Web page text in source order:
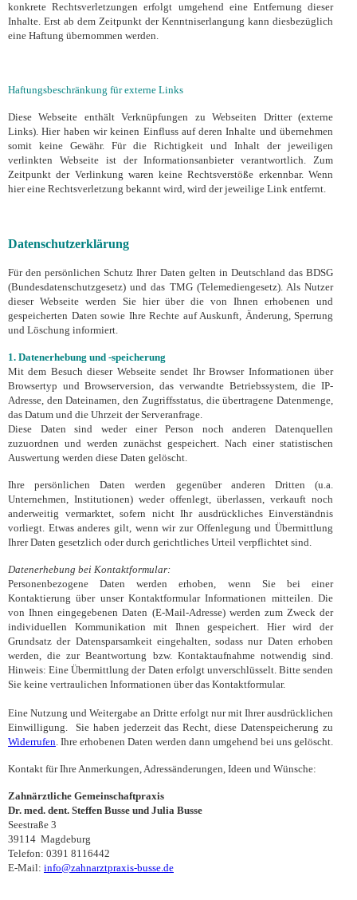
konkrete Rechtsverletzungen erfolgt umgehend eine Entfernung dieser
Inhalte. Erst ab dem Zeitpunkt der Kenntniserlangung kann diesbezüglich
eine Haftung übernommen werden.
Haftungsbeschränkung für externe Links
Diese Webseite enthält Verknüpfungen zu Webseiten Dritter (externe
Links). Hier haben wir keinen Einfluss auf deren Inhalte und übernehmen
somit keine Gewähr. Für die Richtigkeit und Inhalt der jeweiligen
verlinkten Webseite ist der Informationsanbieter verantwortlich. Zum
Zeitpunkt der Verlinkung waren keine Rechtsverstöße erkennbar. Wenn
hier eine Rechtsverletzung bekannt wird, wird der jeweilige Link entfernt.
Datenschutzerklärung
Für den persönlichen Schutz Ihrer Daten gelten in Deutschland das BDSG
(Bundesdatenschutzgesetz) und das TMG (Telemediengesetz). Als Nutzer
dieser Webseite werden Sie hier über die von Ihnen erhobenen und
gespeicherten Daten sowie Ihre Rechte auf Auskunft, Änderung, Sperrung
und Löschung informiert.
1. Datenerhebung und -speicherung
Mit dem Besuch dieser Webseite sendet Ihr Browser Informationen über
Browsertyp und Browserversion, das verwandte Betriebssystem, die IP-
Adresse, den Dateinamen, den Zugriffsstatus, die übertragene Datenmenge,
das Datum und die Uhrzeit der Serveranfrage.
Diese Daten sind weder einer Person noch anderen Datenquellen
zuzuordnen und werden zunächst gespeichert. Nach einer statistischen
Auswertung werden diese Daten gelöscht.
Ihre persönlichen Daten werden gegenüber anderen Dritten (u.a.
Unternehmen, Institutionen) weder offenlegt, überlassen, verkauft noch
anderweitig vermarktet, sofern nicht Ihr ausdrückliches Einverständnis
vorliegt. Etwas anderes gilt, wenn wir zur Offenlegung und Übermittlung
Ihrer Daten gesetzlich oder durch gerichtliches Urteil verpflichtet sind.
Datenerhebung bei Kontaktformular:
Personenbezogene Daten werden erhoben, wenn Sie bei einer
Kontaktierung über unser Kontaktformular Informationen mitteilen. Die
von Ihnen eingegebenen Daten (E-Mail-Adresse) werden zum Zweck der
individuellen Kommunikation mit Ihnen gespeichert. Hier wird der
Grundsatz der Datensparsamkeit eingehalten, sodass nur Daten erhoben
werden, die zur Beantwortung bzw. Kontaktaufnahme notwendig sind.
Hinweis: Eine Übermittlung der Daten erfolgt unverschlüsselt. Bitte senden
Sie keine vertraulichen Informationen über das Kontaktformular.
Eine Nutzung und Weitergabe an Dritte erfolgt nur mit Ihrer ausdrücklichen
Einwilligung. Sie haben jederzeit das Recht, diese Datenspeicherung zu
Widerrufen. Ihre erhobenen Daten werden dann umgehend bei uns gelöscht.
Kontakt für Ihre Anmerkungen, Adressänderungen, Ideen und Wünsche:
Zahnärztliche Gemeinschaftpraxis
Dr. med. dent. Steffen Busse und Julia Busse
Seestraße 3
39114 Magdeburg
Telefon: 0391 8116442
E-Mail: info@zahnarztpraxis-busse.de